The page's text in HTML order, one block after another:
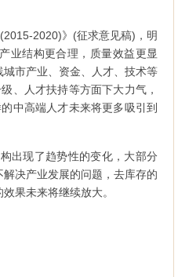
2020)》(征求意见稿)，明
业结构更合理，质量效益更显
市产业、资金、人才、技术等
、人才扶持等方面下大力气，
中高端人才未来将更多吸引到
出现了趋势性的变化，大部分
决产业发展的问题，去库存的
果未来将继续放大。